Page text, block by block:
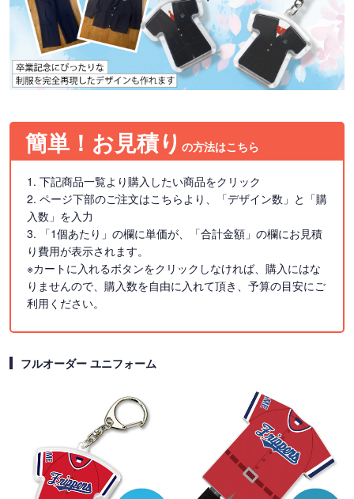
簡単！お見積り の方法はこちら
1. 下記商品一覧より購入したい商品をクリック
2. ページ下部のご注文はこちらより、「デザイン数」と「購
入数」を入力
3. 「1個あたり」の欄に単価が、「合計金額」の欄にお見積
り費用が表示されます。
※カートに入れるボタンをクリックしなければ、購入にはな
りませんので、購入数を自由に入れて頂き、予算の目安にご
利用ください。
フルオーダー ユニフォーム